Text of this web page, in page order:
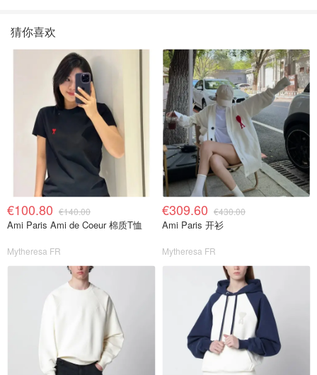
猜你喜欢
€100.80 €140.00
Ami Paris Ami de Coeur 棉质T恤
Mytheresa FR
€309.60 €430.00
Ami Paris 开衫
Mytheresa FR